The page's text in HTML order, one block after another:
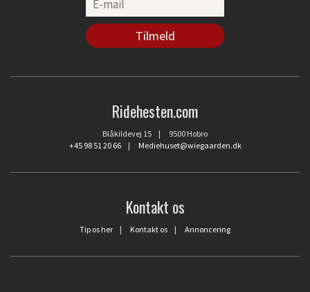
Ridehesten.com
Blåkildevej 15 | 9500 Hobro
+45 98 51 20 66| Mediehuset@wiegaarden.dk
Kontakt os
Tip os her | Kontakt os | Annoncering